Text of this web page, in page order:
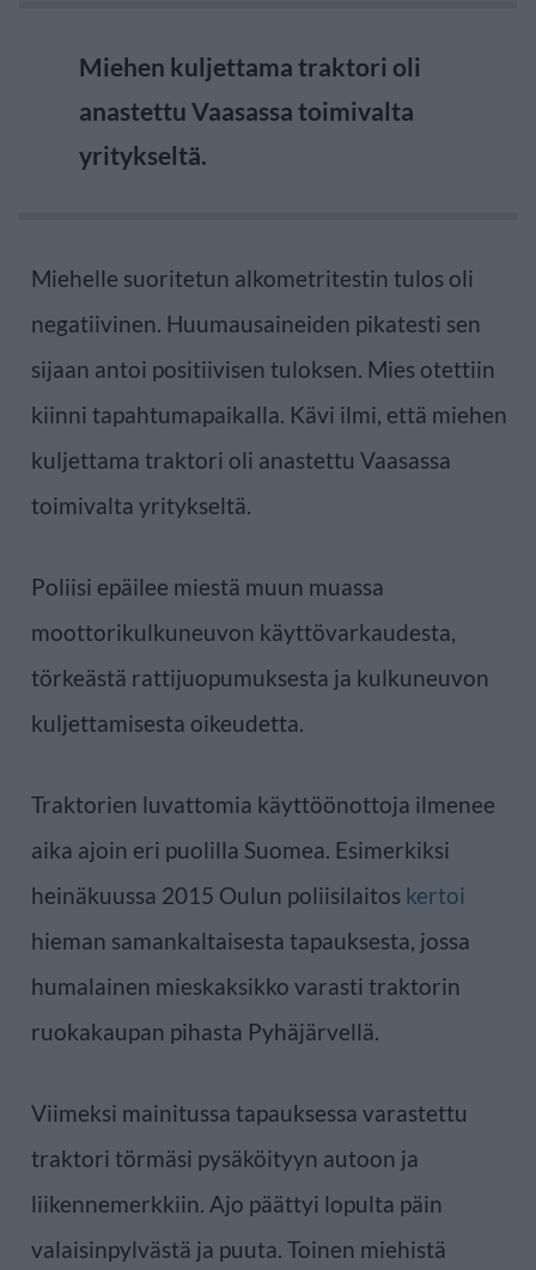
Miehen kuljettama traktori oli
anastettu Vaasassa toimivalta
yritykseltä.
Miehelle suoritetun alkometritestin tulos oli
negatiivinen. Huumausaineiden pikatesti sen
sijaan antoi positiivisen tuloksen. Mies otettiin
kiinni tapahtumapaikalla. Kävi ilmi, että miehen
kuljettama traktori oli anastettu Vaasassa
toimivalta yritykseltä.
Poliisi epäilee miestä muun muassa
moottorikulkuneuvon käyttövarkaudesta,
törkeästä rattijuopumuksesta ja kulkuneuvon
kuljettamisesta oikeudetta.
Traktorien luvattomia käyttöönottoja ilmenee
aika ajoin eri puolilla Suomea. Esimerkiksi
heinäkuussa 2015 Oulun poliisilaitos kertoi
hieman samankaltaisesta tapauksesta, jossa
humalainen mieskaksikko varasti traktorin
ruokakaupan pihasta Pyhäjärvellä.
Viimeksi mainitussa tapauksessa varastettu
traktori törmäsi pysäköityyn autoon ja
liikennemerkkiin. Ajo päättyi lopulta päin
valaisinpylvästä ja puuta. Toinen miehistä